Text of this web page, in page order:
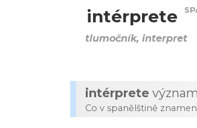
intérprete
tlumočník, interpret
intérprete význam
Co v spanělštině